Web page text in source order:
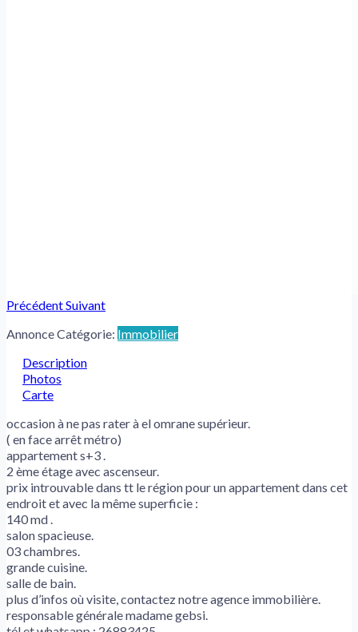
PrécédentSuivant
Annonce Catégorie: Immobilier
Description
Photos
Carte
occasion à ne pas rater à el omrane supérieur.
( en face arrêt métro)
appartement s+3 .
2 ème étage avec ascenseur.
prix introuvable dans tt le région pour un appartement dans cet
endroit et avec la même superficie :
140 md .
salon spacieuse.
03 chambres.
grande cuisine.
salle de bain.
plus d’infos où visite, contactez notre agence immobilière.
responsable générale madame gebsi.